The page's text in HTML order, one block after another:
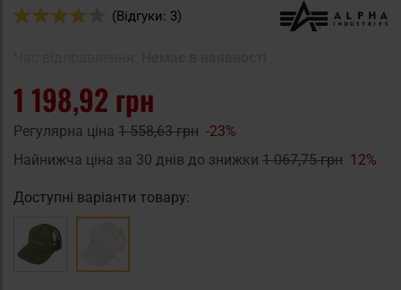
Оцінка:
(Відгуки: 3)
1 198,92 грн
Регулярна ціна 1 558,63 грн -23%
Найнижча ціна за 30 днів до знижки 1 067,75 грн 12%
Доступні варіанти товару: